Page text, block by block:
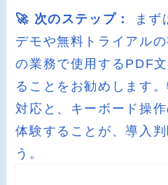
🚀 次のステップ：
まず
デモや無料トライアル
の業務で使用するPDF
ることをお勧めします
対応と、キーボード操
体験することが、導入
う。